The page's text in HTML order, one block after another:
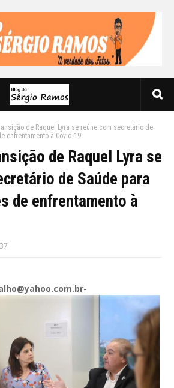
de Raquel Lyra se reúne com secretário de
enfrentamento à Covid-19
de Raquel Lyra se
de Saúde para
de enfrentamento à